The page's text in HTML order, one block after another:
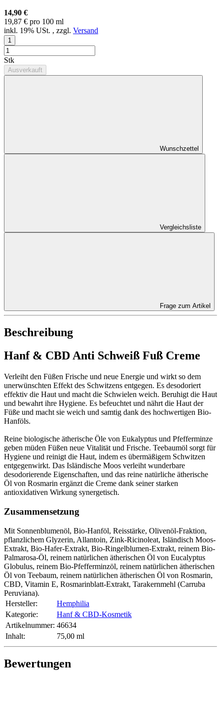
14,90 €
19,87 € pro 100 ml
inkl. 19% USt. , zzgl. Versand
Stk
Ausverkauft
Wunschzettel
Vergleichsliste
Frage zum Artikel
Beschreibung
Hanf & CBD Anti Schweiß Fuß Creme
Verleiht den Füßen Frische und neue Energie und wirkt so dem
unerwünschten Effekt des Schwitzens entgegen. Es desodoriert
effektiv die Haut und macht die Schwielen weich. Beruhigt die Haut
und bewahrt ihre Hygiene. Es befeuchtet und nährt die Haut der
Füße und macht sie weich und samtig dank des hochwertigen Bio-
Hanföls.
Reine biologische ätherische Öle von Eukalyptus und Pfefferminze
geben müden Füßen neue Vitalität und Frische. Teebaumöl sorgt für
Hygiene und reinigt die Haut, indem es übermäßigem Schwitzen
entgegenwirkt. Das Isländische Moos verleiht wunderbare
desodorierende Eigenschaften, und das reine natürliche ätherische
Öl von Rosmarin ergänzt die Creme dank seiner starken
antioxidativen Wirkung synergetisch.
Zusammensetzung
Mit Sonnenblumenöl, Bio-Hanföl, Reisstärke, Olivenöl-Fraktion,
pflanzlichem Glyzerin, Allantoin, Zink-Ricinoleat, Isländisch Moos-
Extrakt, Bio-Hafer-Extrakt, Bio-Ringelblumen-Extrakt, reinem Bio-
Palmarosa-Öl, reinem natürlichen ätherischen Öl von Eucalyptus
Globulus, reinem Bio-Pfefferminzöl, reinem natürlichen ätherischen
Öl von Teebaum, reinem natürlichen ätherischen Öl von Rosmarin,
CBD, Vitamin E, Rosmarinblatt-Extrakt, Tarakernmehl (Carruba
Peruviana).
Hersteller:
Hemphilia
Kategorie:
Hanf & CBD-Kosmetik
Artikelnummer: 46634
Inhalt‍:
75,00 ml
Bewertungen